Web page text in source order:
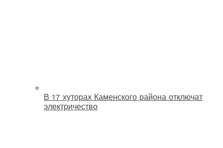
В 17 хуторах Каменского района отключат
электричество